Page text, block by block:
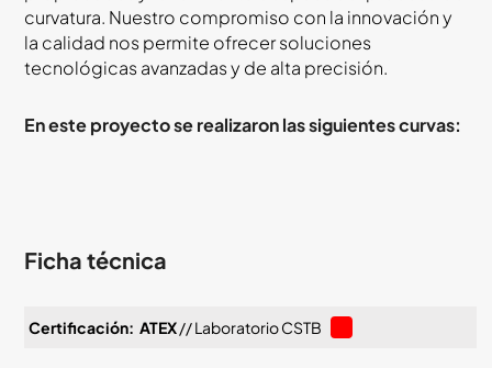
curvatura. Nuestro compromiso con la innovación y
la calidad nos permite ofrecer soluciones
tecnológicas avanzadas y de alta precisión.
En este proyecto se realizaron las siguientes curvas:
Ficha técnica
Certificación: ATEX// Laboratorio CSTB